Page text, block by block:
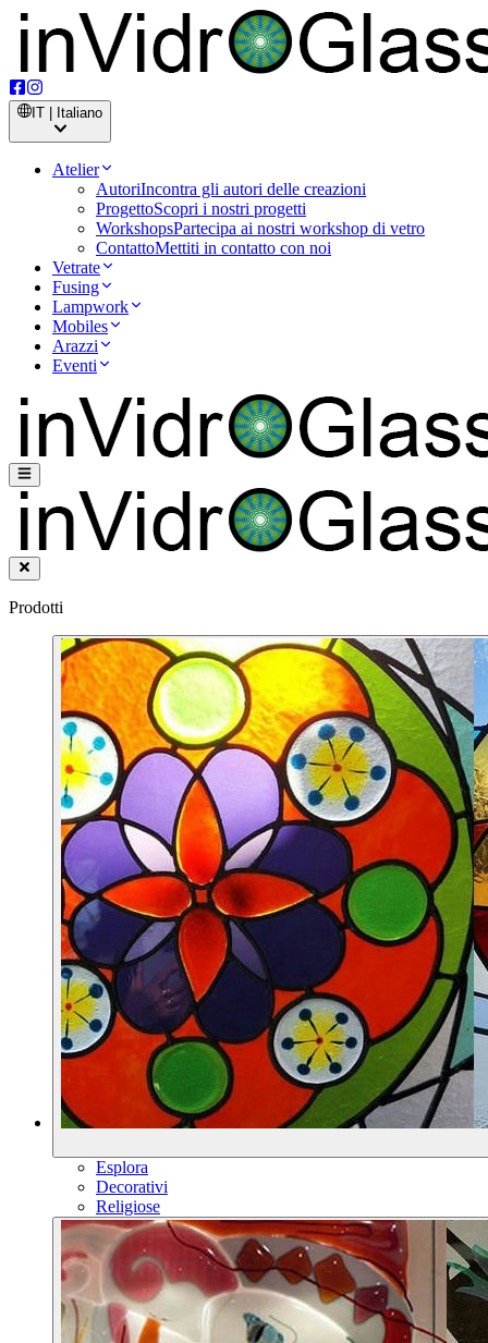
IT | Italiano
Atelier
AutoriIncontra gli autori delle creazioni
ProgettoScopri i nostri progetti
WorkshopsPartecipa ai nostri workshop di vetro
ContattoMettiti in contatto con noi
Vetrate
Fusing
Lampwork
Mobiles
Arazzi
Eventi
Prodotti
Esplora
Decorativi
Religiose